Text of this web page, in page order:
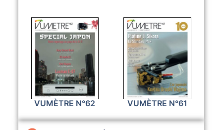
VUMÈTRE N°62 VUMÈTRE N°61